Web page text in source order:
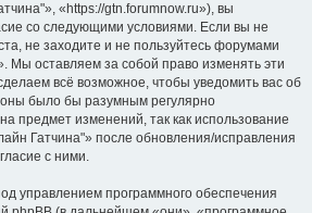
«https://gtn.forumnow.ru»), вы
со следующими условиями. Если вы не
не заходите и не пользуйтесь форумами
Мы оставляем за собой право изменять эти
всё возможное, чтобы уведомить вас об
было бы разумным регулярно
предмет изменений, так как использование
Гатчина"» после обновления/исправления
с ними.
управлением программного обеспечения